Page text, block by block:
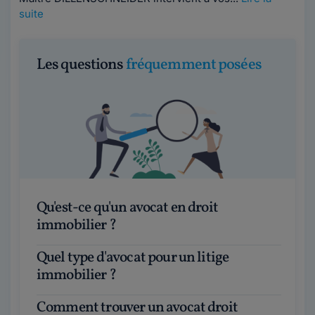
suite
Les questionsfréquemment posées
Qu'est-ce qu'un avocat en droit
immobilier ?
Quel type d'avocat pour un litige
immobilier ?
Comment trouver un avocat droit